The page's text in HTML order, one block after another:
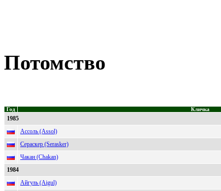
Потомство
Год Кличка
1985
Ассоль (Assol)
Сераскер (Serasker)
Чакан (Chakan)
1984
Айгуль (Aigul)